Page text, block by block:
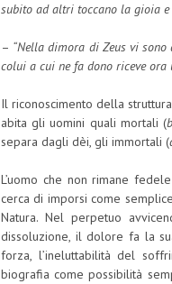
subito ad altri toccano la gioia e
– “Nella dimora di Zeus vi
colui a cui ne fa dono riceve ora
Il riconoscimento della
abita gli uomini quali mortali (
separa dagli dèi, gli immortali (
L’uomo che non rimane
cerca di imporsi come
Natura. Nel perpetuo
dissoluzione, il dolore fa la
forza, l’ineluttabilità del
biografia come possibilità